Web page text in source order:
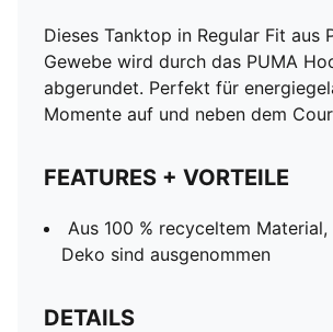
Dieses Tanktop in Regular Fit aus
Gewebe wird durch das PUMA
abgerundet. Perfekt für
Momente auf und neben dem
FEATURES + VORTEILE
Aus 100 % recyceltem Material,
Deko sind ausgenommen
DETAILS